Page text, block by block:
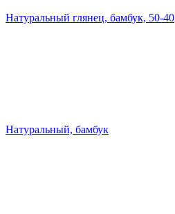
Натуральный глянец, бамбук, 50-40
Натуральный, бамбук